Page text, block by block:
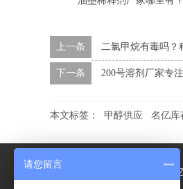
上一条 二氯甲烷有毒吗？
下一条 200号溶剂厂家专
本文标签： 甲醇供应 名亿库
名
请您留言